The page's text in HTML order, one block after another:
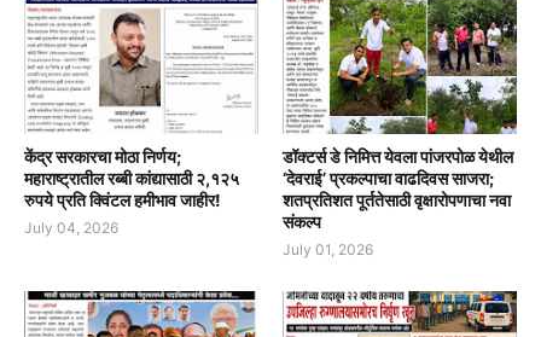
केंद्र सरकारचा मोठा निर्णय;
महाराष्ट्रातील रब्बी कांद्यासाठी २,१२५
रुपये प्रति क्विंटल हमीभाव जाहीर!
July 04, 2026
डॉक्टर्स डे निमित्त येवला पांजरपोळ येथील
‘देवराई’ प्रकल्पाचा वाढदिवस साजरा;
शतप्रतिशत पूर्ततेसाठी वृक्षारोपणाचा नवा
संकल्प
July 01, 2026